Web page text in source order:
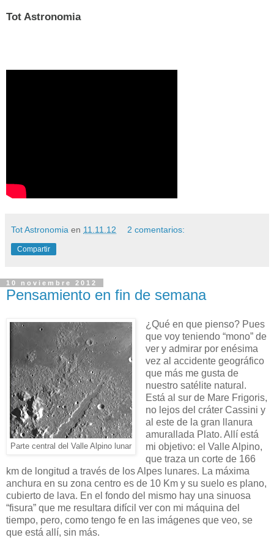
Tot Astronomia
Tot Astronomia en 11.11.12 2 comentarios:
Compartir
10 noviembre 2012
Pensamiento en fin de semana
Parte central del Valle Alpino lunar
¿Qué en que pienso? Pues
que voy teniendo “mono” de
ver y admirar por enésima
vez al accidente geográfico
que más me gusta de
nuestro satélite natural.
Está al sur de Mare Frigoris,
no lejos del cráter Cassini y
al este de la gran llanura
amurallada Plato. Allí está
mi objetivo: el Valle Alpino,
que traza un corte de 166
km de longitud a través de los Alpes lunares. La máxima
anchura en su zona centro es de 10 Km y su suelo es plano,
cubierto de lava. En el fondo del mismo hay una sinuosa
“fisura” que me resultara difícil ver con mi máquina del
tiempo, pero, como tengo fe en las imágenes que veo, se
que está allí, sin más.